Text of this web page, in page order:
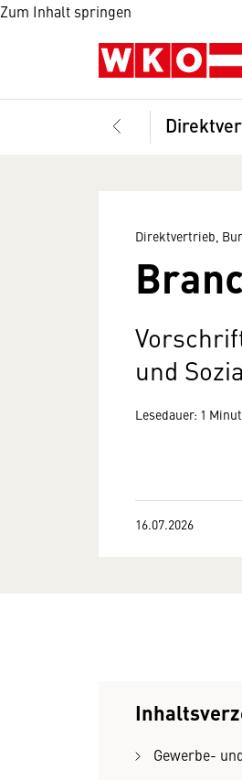
Zum Inhalt springen
Direktvertrieb,
und
Lesedauer: 1
16.07.2026
Gewerbe-